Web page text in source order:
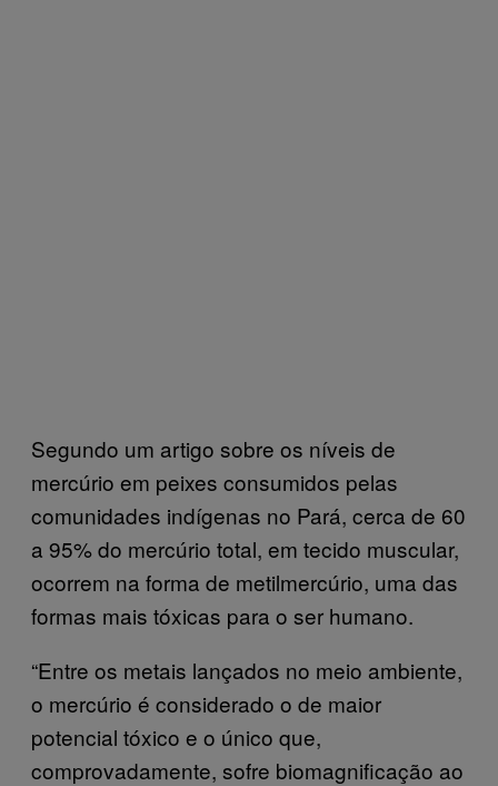
Segundo um artigo sobre os níveis de
mercúrio em peixes consumidos pelas
comunidades indígenas no Pará, cerca de 60
a 95% do mercúrio total, em tecido muscular,
ocorrem na forma de metilmercúrio, uma das
formas mais tóxicas para o ser humano.
“Entre os metais lançados no meio ambiente,
o mercúrio é considerado o de maior
potencial tóxico e o único que,
comprovadamente, sofre biomagnificação ao